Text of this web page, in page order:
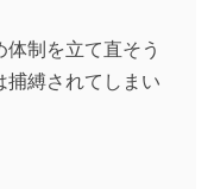
制を立て直そう
捕縛されてしまい